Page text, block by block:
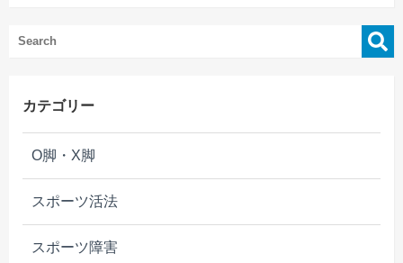
検
カテゴリー
O脚・X脚
スポーツ活法
スポーツ障害